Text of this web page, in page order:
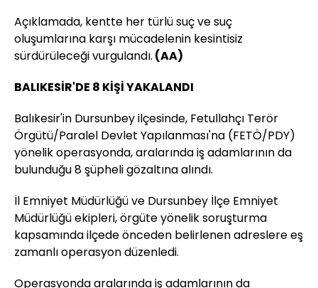
Açıklamada, kentte her türlü suç ve suç
oluşumlarına karşı mücadelenin kesintisiz
sürdürüleceği vurgulandı. (AA)
BALIKESİR'DE 8 KİŞİ YAKALANDI
Balıkesir'in Dursunbey ilçesinde, Fetullahçı Terör
Örgütü/Paralel Devlet Yapılanması'na (FETÖ/PDY)
yönelik operasyonda, aralarında iş adamlarının da
bulunduğu 8 şüpheli gözaltına alındı.
İl Emniyet Müdürlüğü ve Dursunbey İlçe Emniyet
Müdürlüğü ekipleri, örgüte yönelik soruşturma
kapsamında ilçede önceden belirlenen adreslere eş
zamanlı operasyon düzenledi.
Operasyonda aralarında iş adamlarının da